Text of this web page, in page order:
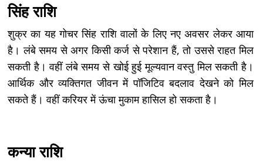
सिंह राशि
शुक्र का यह गोचर सिंह राशि वालों के लिए नए अवसर लेकर आया
है। लंबे समय से अगर किसी कर्ज से परेशान हैं, तो उससे राहत मिल
सकती है। वहीं लंबे समय से खोई हुई मूल्यवान वस्तु मिल सकती है।
आर्थिक और व्यक्तिगत जीवन में पॉजिटिव बदलाव देखने को मिल
सकते हैं। वहीं करियर में ऊंचा मुकाम हासिल हो सकता है।
कन्या राशि